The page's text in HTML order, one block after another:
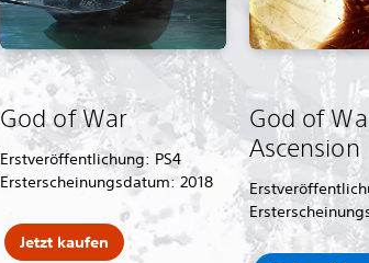
God of War
Erstveröffentlichung: PS4
Ersterscheinungsdatum: 2018
Jetzt kaufen
God of
Ascension